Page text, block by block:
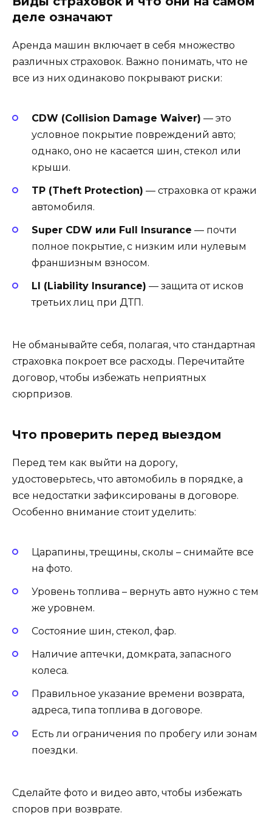
деле означают
Аренда машин включает в себя множество
различных страховок. Важно понимать, что не
все из них одинаково покрывают риски:
CDW (Collision Damage Waiver) — это
условное покрытие повреждений авто;
однако, оно не касается шин, стекол или
крыши.
TP (Theft Protection) — страховка от кражи
автомобиля.
Super CDW или Full Insurance — почти
полное покрытие, с низким или нулевым
франшизным взносом.
LI (Liability Insurance) — защита от исков
третьих лиц при ДТП.
Не обманывайте себя, полагая, что стандартная
страховка покроет все расходы. Перечитайте
договор, чтобы избежать неприятных
сюрпризов.
Что проверить перед выездом
Перед тем как выйти на дорогу,
удостоверьтесь, что автомобиль в порядке, а
все недостатки зафиксированы в договоре.
Особенно внимание стоит уделить:
Царапины, трещины, сколы – снимайте все
на фото.
Уровень топлива – вернуть авто нужно с тем
же уровнем.
Состояние шин, стекол, фар.
Наличие аптечки, домкрата, запасного
колеса.
Правильное указание времени возврата,
адреса, типа топлива в договоре.
Есть ли ограничения по пробегу или зонам
поездки.
Сделайте фото и видео авто, чтобы избежать
споров при возврате.